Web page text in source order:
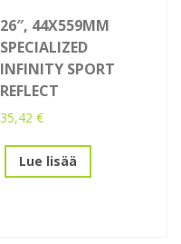
26″, 44X559MM
SPECIALIZED
INFINITY SPORT
REFLECT
35,42€
Lue lisää